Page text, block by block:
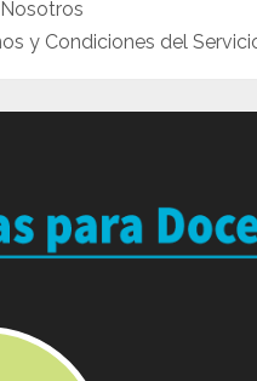
y Condiciones del